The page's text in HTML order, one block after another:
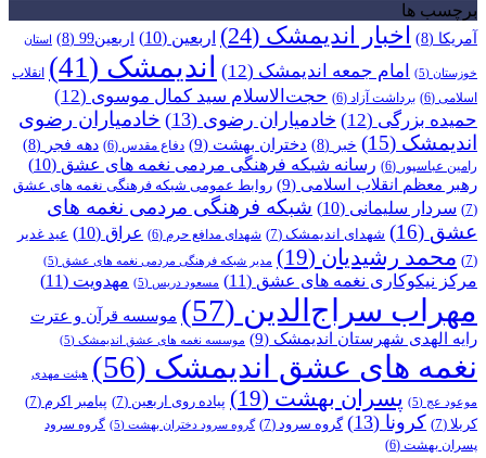
برچسب ها
آمریکا (8) اخبار اندیمشک (24) اربعین (10) اربعین99 (8) استان
خوزستان (5) امام جمعه اندیمشک (12) اندیمشک (41)
انقلاب
اسلامی (6) برداشت آزاد (6) حجت‌الاسلام سید کمال موسوی (12)
حمیده بزرگی (12) خادمیاران رضوی (13)
خادمیاران رضوی
اندیمشک (15) خبر (8) دختران بهشت (9) دفاع مقدس (6) دهه فجر (8)
رامین عباسپور (6) رسانه شبکه فرهنگی مردمی نغمه های عشق (10)
رهبر معظم انقلاب اسلامی (9)
روابط عمومی شبکه فرهنگی نغمه های عشق
(7)
سردار سلیمانی (10)
شبکه فرهنگی مردمی نغمه های
عشق (16) شهدای اندیمشک (7) شهدای مدافع حرم (6) عراق (10)
عید غدیر
(7)
محمد رشیدیان (19) مدیر شبکه فرهنگی مردمی نغمه های عشق (5)
مرکز نیکوکاری نغمه های عشق (11) مسعود دریس (5) مهدویت (11)
مهراب سراج‌الدین (57)
موسسه قرآن و عترت
رایه الهدی شهرستان اندیمشک (9) موسسه نغمه های عشق اندیمشک (5)
نغمه های عشق اندیمشک (56) هیئت مهدی
موعود عج (5) پسران بهشت (19) پیاده روی اربعین (7) پیامبر اکرم (7)
کربلا (7) کرونا (13) گروه سرود (7) گروه سرود دختران بهشت (5)
گروه سرود
پسران بهشت (6)